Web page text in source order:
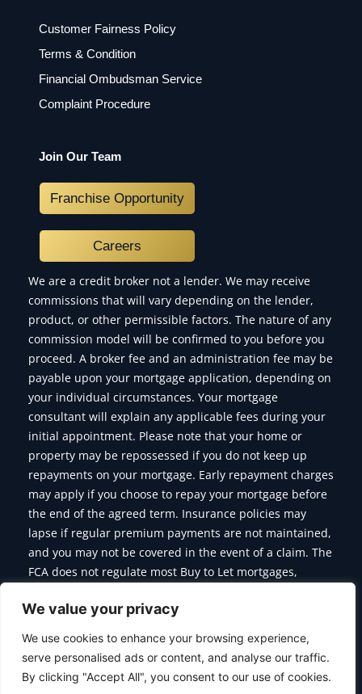
We value your privacy
We use cookies to enhance your browsing experience,
serve personalised ads or content, and analyse our traffic.
By clicking "Accept All", you consent to our use of cookies.
Customer Fairness Policy
Terms & Condition
Financial Ombudsman Service
Complaint Procedure
Join Our Team
Franchise Opportunity
Careers
We are a credit broker not a lender. We may receive
commissions that will vary depending on the lender,
product, or other permissible factors. The nature of any
commission model will be confirmed to you before you
proceed. A broker fee and an administration fee may be
payable upon your mortgage application, depending on
your individual circumstances. Your mortgage
consultant will explain any applicable fees during your
initial appointment. Please note that your home or
property may be repossessed if you do not keep up
repayments on your mortgage. Early repayment charges
may apply if you choose to repay your mortgage before
the end of the agreed term. Insurance policies may
lapse if regular premium payments are not maintained,
and you may not be covered in the event of a claim. The
FCA does not regulate most Buy to Let mortgages,
the products we offer.
Copyright © 2026 Citymoor Financial | Designed & Developed